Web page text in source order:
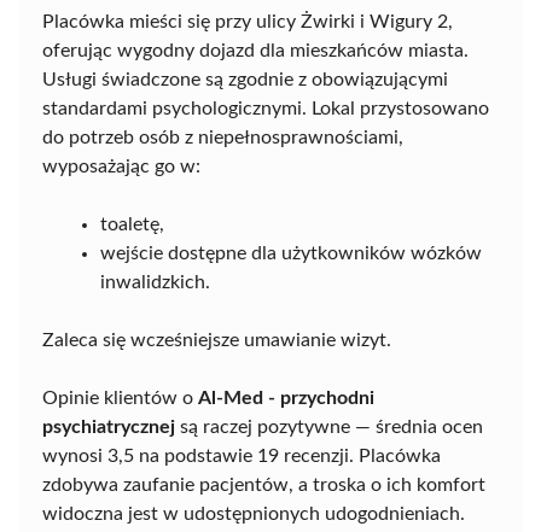
Placówka mieści się przy ulicy Żwirki i Wigury 2,
oferując wygodny dojazd dla mieszkańców miasta.
Usługi świadczone są zgodnie z obowiązującymi
standardami psychologicznymi. Lokal przystosowano
do potrzeb osób z niepełnosprawnościami,
wyposażając go w:
toaletę,
wejście dostępne dla użytkowników wózków
inwalidzkich.
Zaleca się wcześniejsze umawianie wizyt.
Opinie klientów o Al-Med - przychodni
psychiatrycznej są raczej pozytywne — średnia ocen
wynosi 3,5 na podstawie 19 recenzji. Placówka
zdobywa zaufanie pacjentów, a troska o ich komfort
widoczna jest w udostępnionych udogodnieniach.